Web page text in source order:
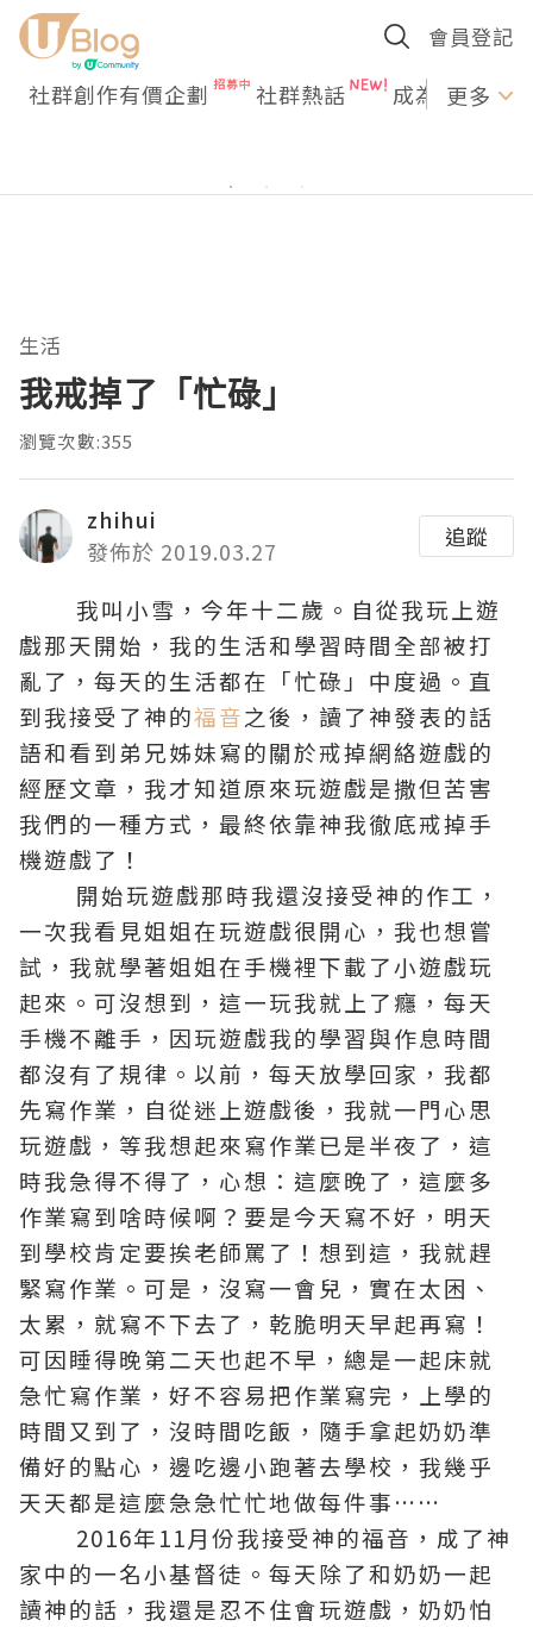
會員登記
社群創作有價企劃 社群熱話 成為U更多
生活
我戒掉了「忙碌」
瀏覽次數:355
zhihui
發佈於 2019.03.27
追蹤
我叫小雪，今年十二歲。自從我玩上遊
戲那天開始，我的生活和學習時間全部被打
亂了，每天的生活都在「忙碌」中度過。直
到我接受了神的福音之後，讀了神發表的話
語和看到弟兄姊妹寫的關於戒掉網絡遊戲的
經歷文章，我才知道原來玩遊戲是撒但苦害
我們的一種方式，最終依靠神我徹底戒掉手
機遊戲了！
開始玩遊戲那時我還沒接受神的作工，
一次我看見姐姐在玩遊戲很開心，我也想嘗
試，我就學著姐姐在手機裡下載了小遊戲玩
起來。可沒想到，這一玩我就上了癮，每天
手機不離手，因玩遊戲我的學習與作息時間
都沒有了規律。以前，每天放學回家，我都
先寫作業，自從迷上遊戲後，我就一門心思
玩遊戲，等我想起來寫作業已是半夜了，這
時我急得不得了，心想：這麼晚了，這麼多
作業寫到啥時候啊？要是今天寫不好，明天
到學校肯定要挨老師罵了！想到這，我就趕
緊寫作業。可是，沒寫一會兒，實在太困、
太累，就寫不下去了，乾脆明天早起再寫！
可因睡得晚第二天也起不早，總是一起床就
急忙寫作業，好不容易把作業寫完，上學的
時間又到了，沒時間吃飯，隨手拿起奶奶準
備好的點心，邊吃邊小跑著去學校，我幾乎
天天都是這麼急急忙忙地做每件事……
2016年11月份我接受神的福音，成了神
家中的一名小基督徒。每天除了和奶奶一起
讀神的話，我還是忍不住會玩遊戲，奶奶怕